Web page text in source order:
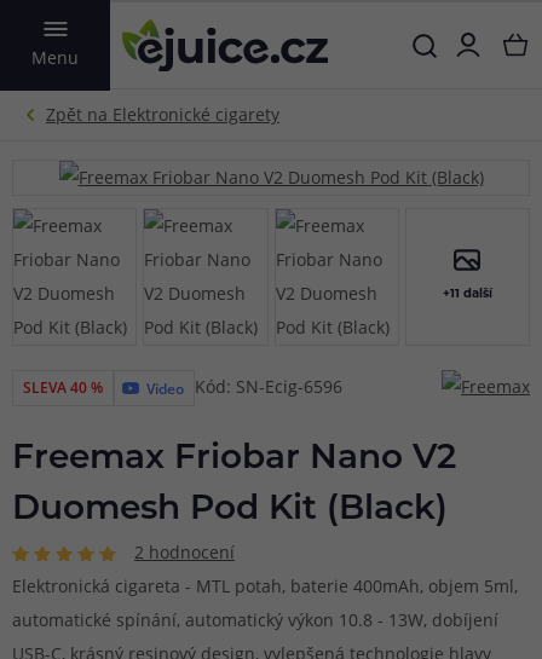
Menu
VYHLEDAT
+11 další
SLEVA 40 % Video Kód: SN-Ecig-6596
Freemax Friobar Nano V2
Duomesh Pod Kit (Black)
2 hodnocení
Elektronická cigareta - MTL potah, baterie 400mAh, objem 5ml,
automatické spínání, automatický výkon 10.8 - 13W, dobíjení
USB-C, krásný resinový design, vylepšená technologie hlavy